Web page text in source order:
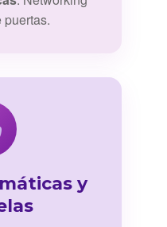
puertas.
y